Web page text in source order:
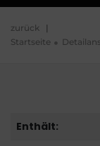
zurück |
Startseite
Enthält: